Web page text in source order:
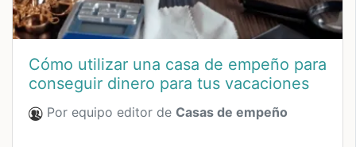
Cómo utilizar una casa de empeño para
conseguir dinero para tus vacaciones
Por equipo editor de Casas de empeño